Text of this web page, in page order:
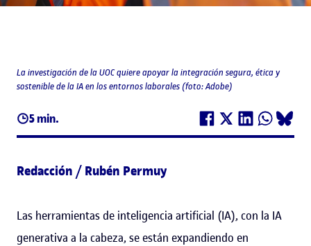
5 min.
La investigación de la UOC quiere apoyar la integración segura, ética y
sostenible de la IA en los entornos laborales (foto: Adobe)
Redacción / Rubén Permuy
Las herramientas de inteligencia artificial (IA), con la IA
generativa a la cabeza, se están expandiendo en